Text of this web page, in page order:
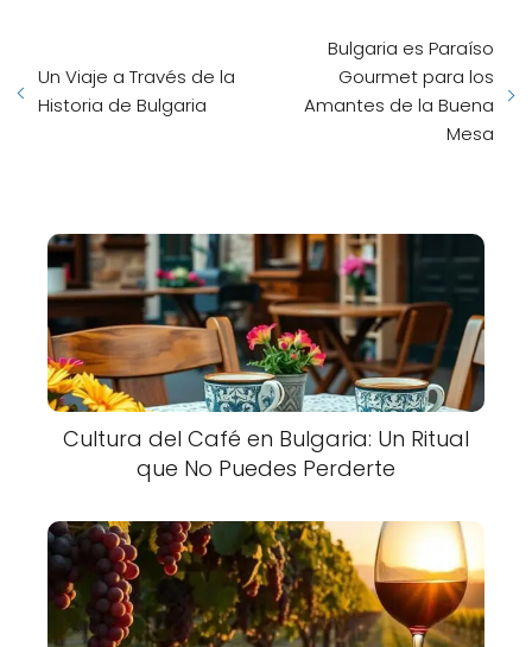
Un Viaje a Través de la
Historia de Bulgaria
Bulgaria es Paraíso
Gourmet para los
Amantes de la Buena
Mesa
Cultura del Café en Bulgaria: Un Ritual
que No Puedes Perderte